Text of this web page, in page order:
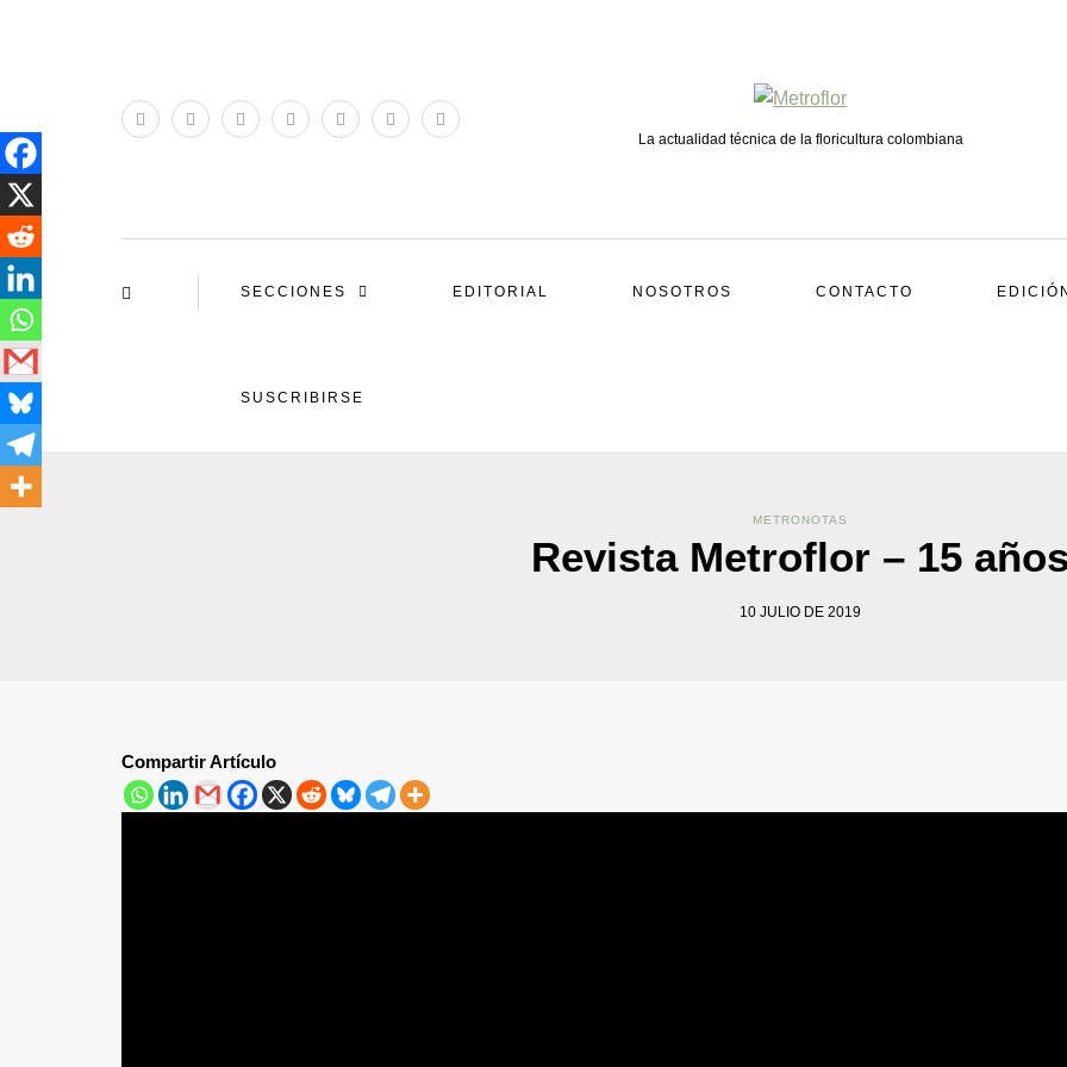
La actualidad técnica de la floricultura colombiana
SECCIONES EDITORIAL NOSOTROS CONTACTO
SUSCRIBIRSE
METRONOTAS
Revista Metroflor – 15
10 JULIO DE 2019
Compartir Artículo